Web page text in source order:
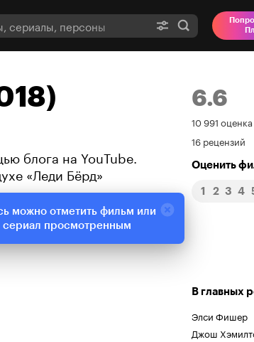
блога на YouTube.
«Леди Бёрд»
6.6
6.6
10 991 оценка
16 рецензий
Оценить
1 2 3 4
В главных
Элси Фишер
Джош
можно отметить фильм или
сериал просмотренным